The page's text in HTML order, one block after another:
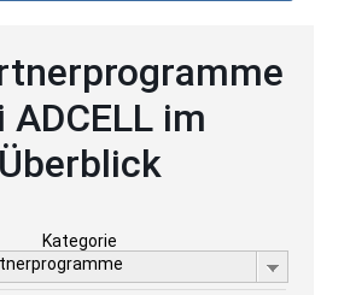
ADCELL im
Überblick
Kategorie